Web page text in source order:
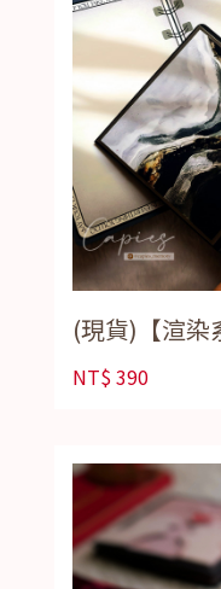
(現貨)【渲染
NT$390